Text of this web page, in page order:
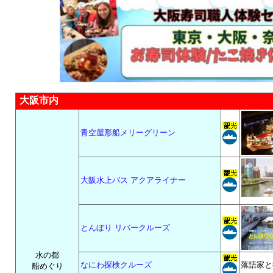
大阪市内
水の都
船めぐり
青空屋形船メリーグリーン
大阪水上バス アクアライナー
とんぼり リバークルーズ
なにわ探検クルーズ 落語家